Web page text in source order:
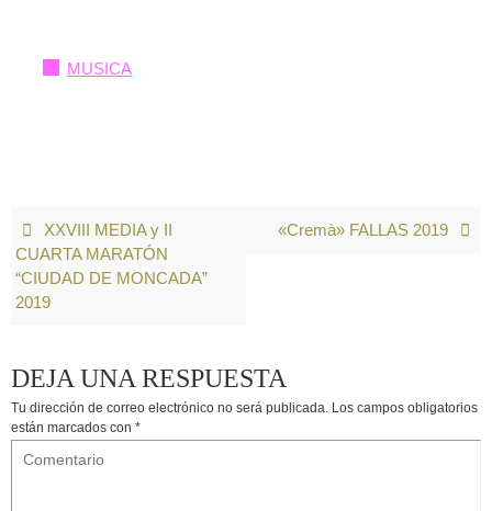
MUSICA
XXVIII MEDIA y II
CUARTA MARATÓN
“CIUDAD DE MONCADA”
2019
«Cremà» FALLAS 2019
DEJA UNA RESPUESTA
Tu dirección de correo electrónico no será publicada. Los campos obligatorios
están marcados con *